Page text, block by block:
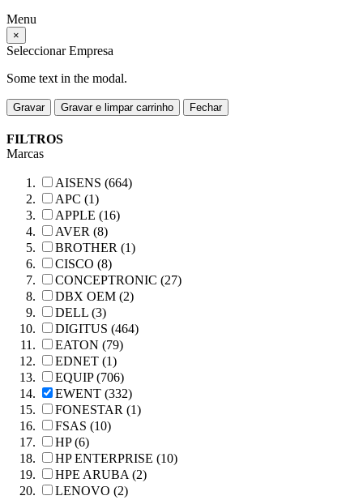
Menu
×
Seleccionar Empresa
Some text in the modal.
Gravar Gravar e limpar carrinho Fechar
FILTROS
Marcas
AISENS (664)
APC (1)
APPLE (16)
AVER (8)
BROTHER (1)
CISCO (8)
CONCEPTRONIC (27)
DBX OEM (2)
DELL (3)
DIGITUS (464)
EATON (79)
EDNET (1)
EQUIP (706)
EWENT (332)
FONESTAR (1)
FSAS (10)
HP (6)
HP ENTERPRISE (10)
HPE ARUBA (2)
LENOVO (2)